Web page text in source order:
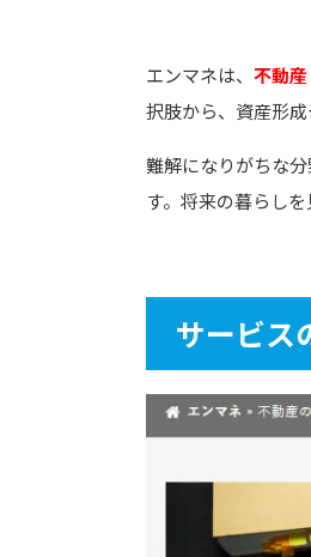
エンマネは、 不動
択肢から、資産形
難解になりがちな
す。将来の暮らし
サービス